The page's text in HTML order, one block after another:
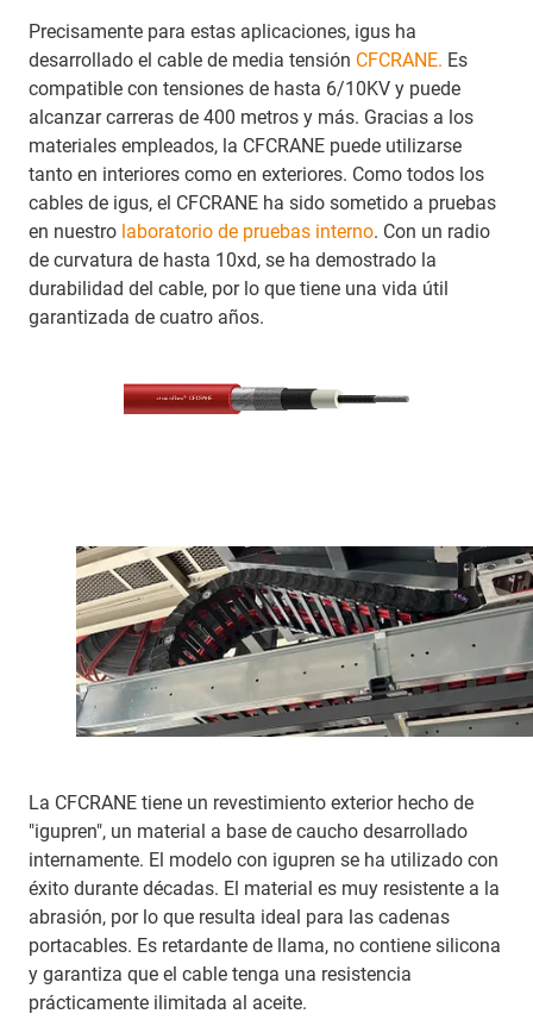
Precisamente para estas aplicaciones, igus ha
desarrollado el cable de media tensión CFCRANE. Es
compatible con tensiones de hasta 6/10KV y puede
alcanzar carreras de 400 metros y más. Gracias a los
materiales empleados, la CFCRANE puede utilizarse
tanto en interiores como en exteriores. Como todos los
cables de igus, el CFCRANE ha sido sometido a pruebas
en nuestro laboratorio de pruebas interno. Con un radio
de curvatura de hasta 10xd, se ha demostrado la
durabilidad del cable, por lo que tiene una vida útil
garantizada de cuatro años.
La CFCRANE tiene un revestimiento exterior hecho de
"igupren", un material a base de caucho desarrollado
internamente. El modelo con igupren se ha utilizado con
éxito durante décadas. El material es muy resistente a la
abrasión, por lo que resulta ideal para las cadenas
portacables. Es retardante de llama, no contiene silicona
y garantiza que el cable tenga una resistencia
prácticamente ilimitada al aceite.